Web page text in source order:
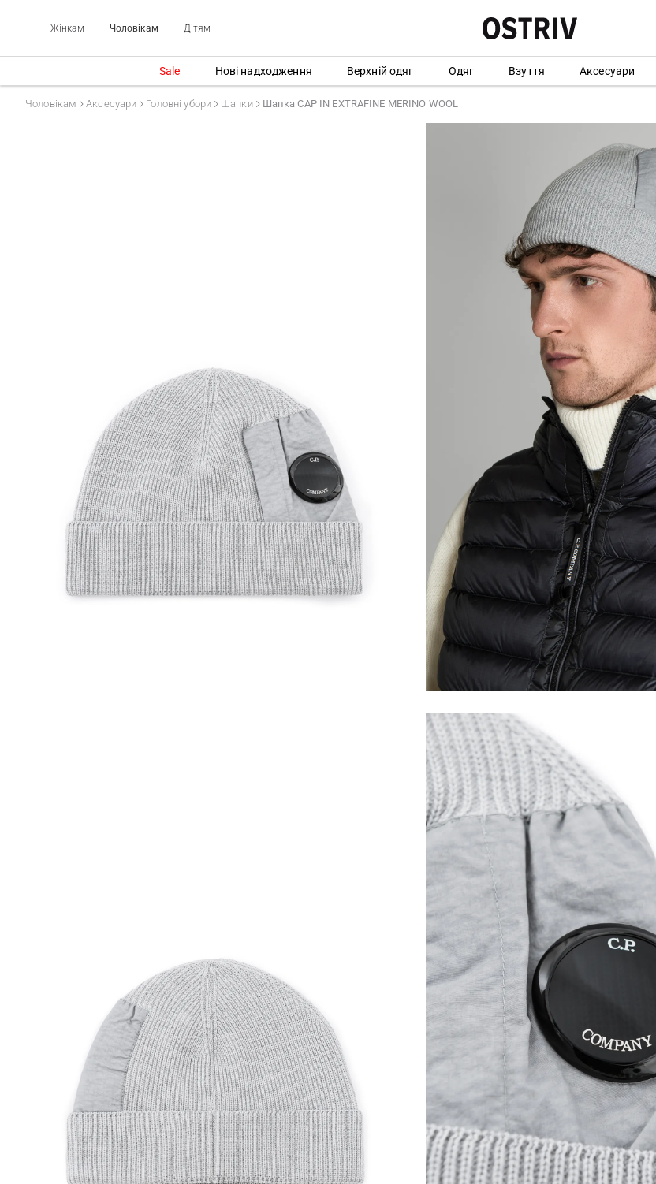
Жінкам Чоловікам Дітям
Sale Нові надходження Верхній одяг Одяг Взуття Аксесуари
Чоловікам Аксесуари Головні убори Шапки Шапка CAP IN EXTRAFINE MERINO WOOL